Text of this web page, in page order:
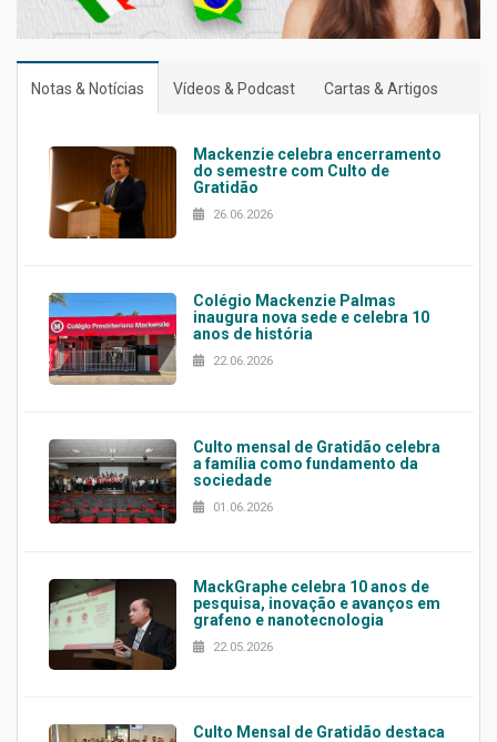
Notas & Notícias Vídeos & Podcast Cartas & Artigos
Mackenzie celebra encerramento
do semestre com Culto de
Gratidão
26.06.2026
Colégio Mackenzie Palmas
inaugura nova sede e celebra 10
anos de história
22.06.2026
Culto mensal de Gratidão celebra
a família como fundamento da
sociedade
01.06.2026
MackGraphe celebra 10 anos de
pesquisa, inovação e avanços em
grafeno e nanotecnologia
22.05.2026
Culto Mensal de Gratidão destaca